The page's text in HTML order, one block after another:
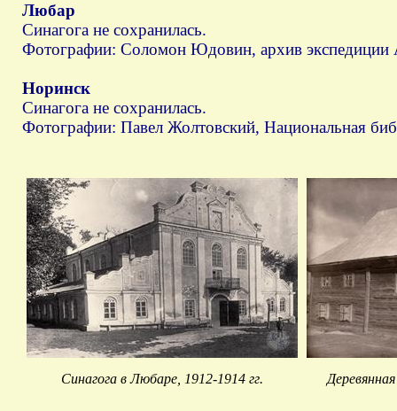
Любар
Синагога не сохранилась.
Фотографии: Соломон Юдовин, архив экспедиции
Норинск
Синагога не сохранилась.
Фотографии: Павел Жолтовский, Национальная
Синагога в Любаре, 1912-1914 гг.